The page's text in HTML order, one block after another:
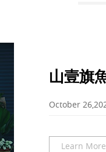
山壹旗
October
Learn More